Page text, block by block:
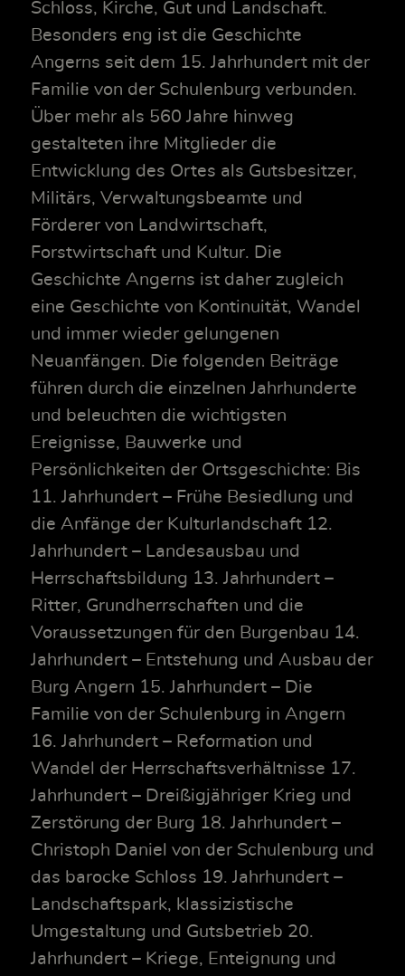
Schloss, Kirche, Gut und Landschaft.
Besonders eng ist die Geschichte
Angerns seit dem 15. Jahrhundert mit der
Familie von der Schulenburg verbunden.
Über mehr als 560 Jahre hinweg
gestalteten ihre Mitglieder die
Entwicklung des Ortes als Gutsbesitzer,
Militärs, Verwaltungsbeamte und
Förderer von Landwirtschaft,
Forstwirtschaft und Kultur. Die
Geschichte Angerns ist daher zugleich
eine Geschichte von Kontinuität, Wandel
und immer wieder gelungenen
Neuanfängen. Die folgenden Beiträge
führen durch die einzelnen Jahrhunderte
und beleuchten die wichtigsten
Ereignisse, Bauwerke und
Persönlichkeiten der Ortsgeschichte: Bis
11. Jahrhundert – Frühe Besiedlung und
die Anfänge der Kulturlandschaft 12.
Jahrhundert – Landesausbau und
Herrschaftsbildung 13. Jahrhundert –
Ritter, Grundherrschaften und die
Voraussetzungen für den Burgenbau 14.
Jahrhundert – Entstehung und Ausbau der
Burg Angern 15. Jahrhundert – Die
Familie von der Schulenburg in Angern
16. Jahrhundert – Reformation und
Wandel der Herrschaftsverhältnisse 17.
Jahrhundert – Dreißigjähriger Krieg und
Zerstörung der Burg 18. Jahrhundert –
Christoph Daniel von der Schulenburg und
das barocke Schloss 19. Jahrhundert –
Landschaftspark, klassizistische
Umgestaltung und Gutsbetrieb 20.
Jahrhundert – Kriege, Enteignung und